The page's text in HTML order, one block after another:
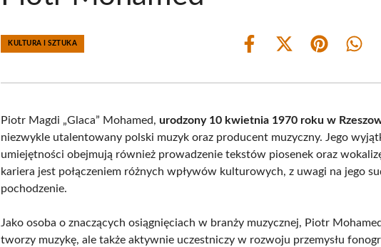
KULTURA I SZTUKA
Share
Share
(Twitter)
Share Share
Piotr Magdi „Glaca” Mohamed,urodzony 10 kwietnia 1970 roku w
niezwykle utalentowany polski muzyk oraz producent muzyczny. Jego
umiejętności obejmują również prowadzenie tekstów piosenek oraz
kariera jest połączeniem różnych wpływów kulturowych, z uwagi na jego
pochodzenie.
Jako osoba o znaczących osiągnięciach w branży muzycznej, Piotr
tworzy muzykę, ale także aktywnie uczestniczy w rozwoju przemysłu